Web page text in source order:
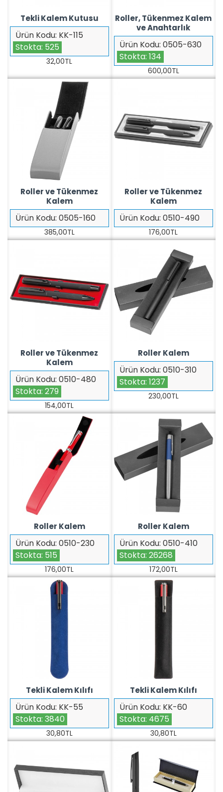
Ürün Kodu: KK-115
Stokta: 525
Tekli Kalem Kutusu
32,00TL
Ürün Kodu: 0505-630
Stokta: 134
Roller, Tükenmez Kalem
ve Anahtarlık
600,00TL
Ürün Kodu: 0505-160
Roller ve Tükenmez
Kalem
385,00TL
Ürün Kodu: 0510-490
Roller ve Tükenmez
Kalem
176,00TL
Ürün Kodu: 0510-480
Stokta: 279
Roller ve Tükenmez
Kalem
154,00TL
Ürün Kodu: 0510-310
Stokta: 1237
Roller Kalem
230,00TL
Ürün Kodu: 0510-230
Stokta: 515
Roller Kalem
176,00TL
Ürün Kodu: 0510-410
Stokta: 26268
Roller Kalem
172,00TL
Ürün Kodu: KK-55
Stokta: 3840
Tekli Kalem Kılıfı
30,80TL
Ürün Kodu: KK-60
Stokta: 4675
Tekli Kalem Kılıfı
30,80TL